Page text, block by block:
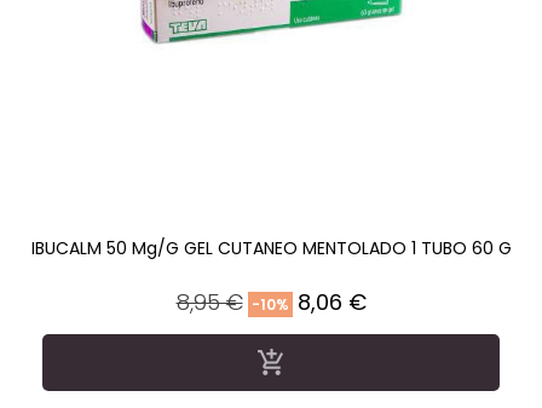
IBUCALM 50 Mg/g GEL CUTANEO MENTOLADO 1 TUBO 60 G
Precio
regular
8,95 € -10% Precio
8,06 €
